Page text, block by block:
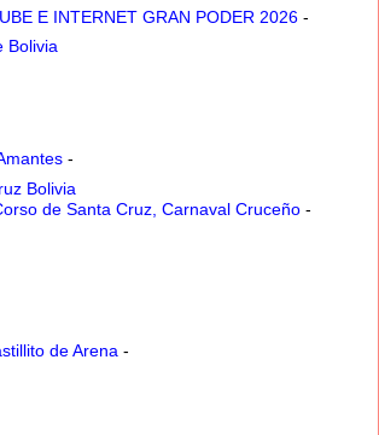
E INTERNET GRAN PODER 2026 -
Bolivia
-
Bolivia
de Santa Cruz, Carnaval Cruceño -
de Arena -